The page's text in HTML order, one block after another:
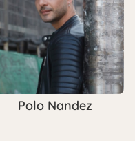
Polo Nandez